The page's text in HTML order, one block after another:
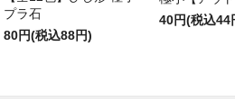
プラ石
80円(税込88円)
40円(税込44